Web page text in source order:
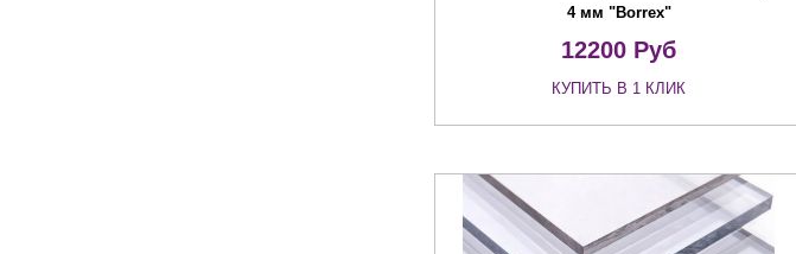
4 мм "Borrex"
12200 Руб
КУПИТЬ В 1 КЛИК